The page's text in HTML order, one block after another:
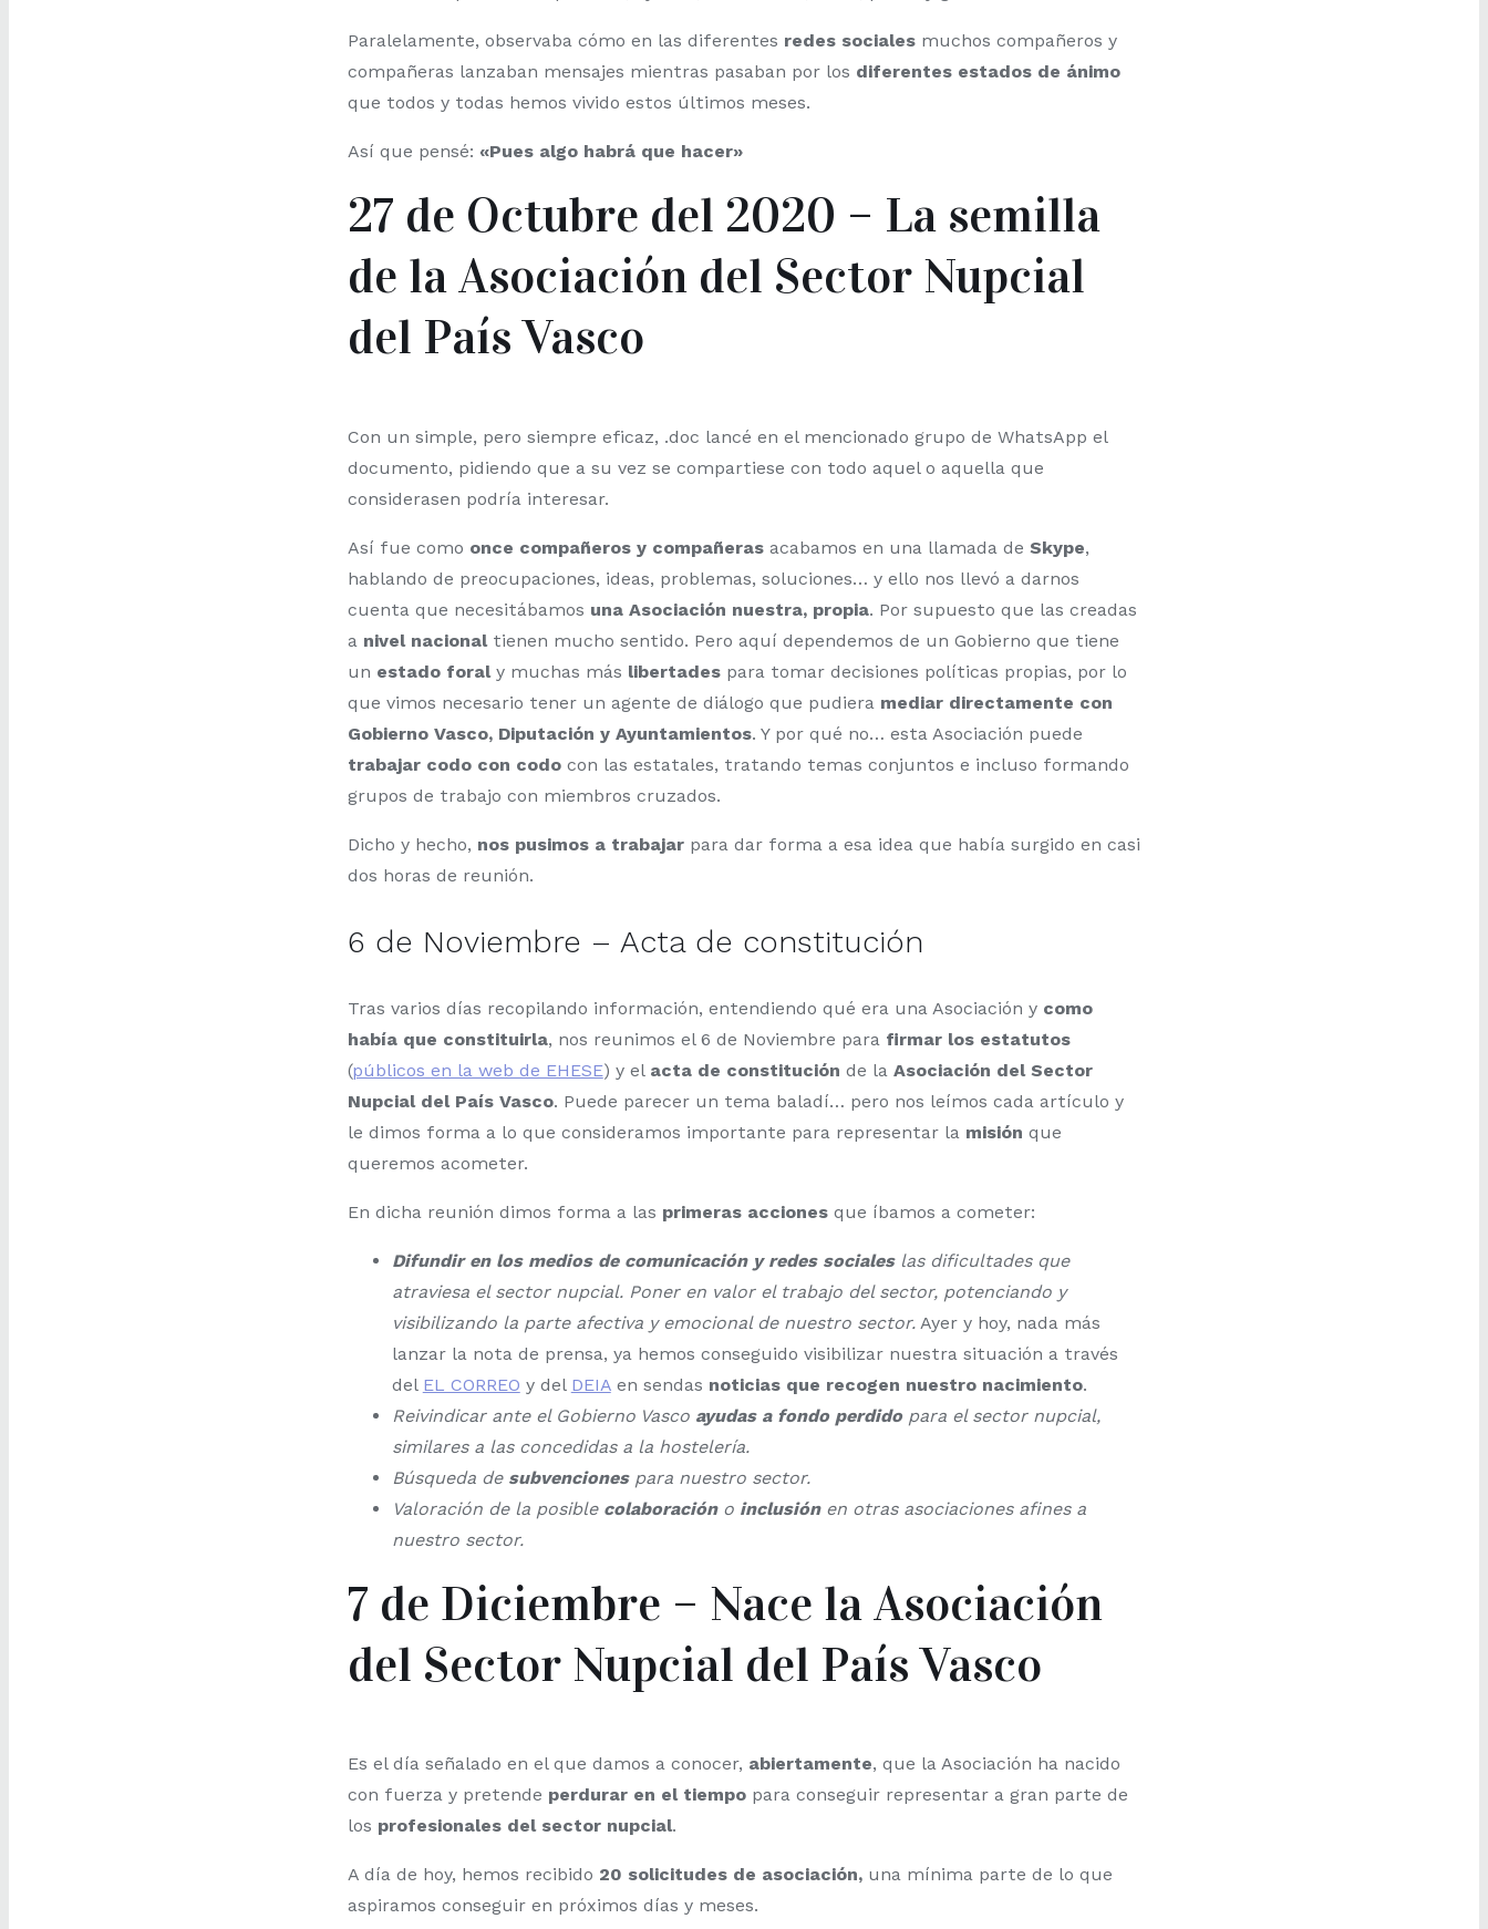
Paralelamente, observaba cómo en las diferentes redes socialesmuchos compañeros y
compañeras lanzaban mensajes mientras pasaban por los diferentes estados de ánimo
que todos y todas hemos vivido estos últimos meses.
Así que pensé: «Pues algo habrá que hacer»
27 de Octubre del 2020 – La semilla
de la Asociación del Sector Nupcial
del País Vasco
Con un simple, pero siempre eficaz, .doc lancé en el mencionado grupo de WhatsApp el
documento, pidiendo que a su vez se compartiese con todo aquel o aquella que
considerasen podría interesar.
Así fue como once compañeros y compañerasacabamos en una llamada de Skype,
hablando de preocupaciones, ideas, problemas, soluciones… y ello nos llevó a darnos
cuenta que necesitábamos una Asociación nuestra, propia. Por supuesto que las creadas
a nivel nacionaltienen mucho sentido. Pero aquí dependemos de un Gobierno que tiene
un estado foraly muchas más libertadespara tomar decisiones políticas propias, por lo
que vimos necesario tener un agente de diálogo que pudiera mediar directamente con
Gobierno Vasco, Diputación y Ayuntamientos. Y por qué no… esta Asociación puede
trabajar codo con codocon las estatales, tratando temas conjuntos e incluso formando
grupos de trabajo con miembros cruzados.
Dicho y hecho, nos pusimos a trabajarpara dar forma a esa idea que había surgido en casi
dos horas de reunión.
6 de Noviembre – Acta de constitución
Tras varios días recopilando información, entendiendo qué era una Asociación y como
había que constituirla, nos reunimos el 6 de Noviembre para firmar los estatutos
(públicos en la web de EHESE) y el acta de constitución de la Asociación del Sector
Nupcial del País Vasco. Puede parecer un tema baladí… pero nos leímos cada artículo y
le dimos forma a lo que consideramos importante para representar la misión que
queremos acometer.
En dicha reunión dimos forma a las primeras accionesque íbamos a cometer:
Difundir en los medios de comunicación y redes socialeslas dificultades que
atraviesa el sector nupcial. Poner en valor el trabajo del sector, potenciando y
visibilizando la parte afectiva y emocional de nuestro sector.Ayer y hoy, nada más
lanzar la nota de prensa, ya hemos conseguido visibilizar nuestra situación a través
del EL CORREO y del DEIAen sendas noticias que recogen nuestro nacimiento.
Reivindicar ante el Gobierno Vasco ayudas a fondo perdidopara el sector nupcial,
similares a las concedidas a la hostelería.
Búsqueda de subvencionespara nuestro sector.
Valoración de la posible colaboracióno inclusiónen otras asociaciones afines a
nuestro sector.
7 de Diciembre – Nace la Asociación
del Sector Nupcial del País Vasco
Es el día señalado en el que damos a conocer, abiertamente, que la Asociación ha nacido
con fuerza y pretende perdurar en el tiempopara conseguir representar a gran parte de
los profesionales del sector nupcial.
A día de hoy, hemos recibido 20 solicitudes de asociación,una mínima parte de lo que
aspiramos conseguir en próximos días y meses.